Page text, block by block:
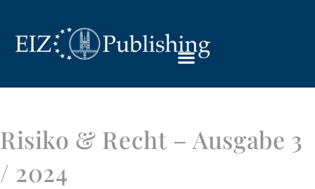
Risiko & Recht – Ausgabe 3
/ 2024